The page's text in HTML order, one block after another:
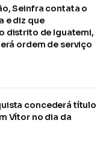
Seinfra contata o
e diz que
distrito de Iguatemi,
ordem de serviço
concederá título
Vítor no dia da